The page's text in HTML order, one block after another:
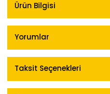
Ürün Bilgisi
Yorumlar
Taksit Seçenekleri